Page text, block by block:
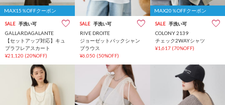
MAX15％OFFクーポン
SALE 手洗い可
GALLARDAGALANTE
【セットアップ対応】キュ
プラフレアスカート
¥21,120 (20%OFF)
SALE 手洗い可
RIVE DROITE
ジョーゼットバックシャン
ブラウス
¥6,050 (50%OFF)
MAX20％OFFクーポン
SALE 手洗い可
COLONY 2139
チェック2WAYシャツ
¥1,617 (70%OFF)